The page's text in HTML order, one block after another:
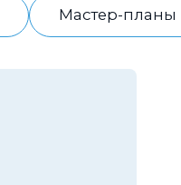
Мастер-планы